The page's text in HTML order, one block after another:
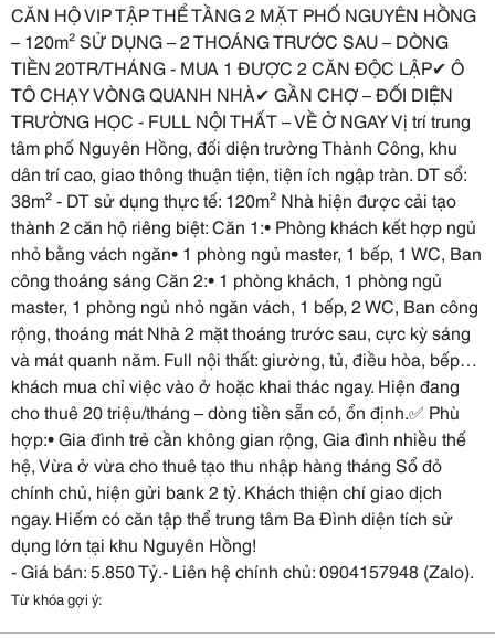
CĂN HỘ VIP TẬP THỂ TẦNG 2 MẶT PHỐ NGUYÊN HỒNG
– 120m² SỬ DỤNG – 2 THOÁNG TRƯỚC SAU – DÒNG
TIỀN 20TR/THÁNG - MUA 1 ĐƯỢC 2 CĂN ĐỘC LẬP✔ Ô
TÔ CHẠY VÒNG QUANH NHÀ✔ GẦN CHỢ – ĐỐI DIỆN
TRƯỜNG HỌC - FULL NỘI THẤT – VỀ Ở NGAY Vị trí trung
tâm phố Nguyên Hồng, đối diện trường Thành Công, khu
dân trí cao, giao thông thuận tiện, tiện ích ngập tràn. DT sổ:
38m² - DT sử dụng thực tế: 120m² Nhà hiện được cải tạo
thành 2 căn hộ riêng biệt: Căn 1:• Phòng khách kết hợp ngủ
nhỏ bằng vách ngăn• 1 phòng ngủ master, 1 bếp, 1 WC, Ban
công thoáng sáng Căn 2:• 1 phòng khách, 1 phòng ngủ
master, 1 phòng ngủ nhỏ ngăn vách, 1 bếp, 2 WC, Ban công
rộng, thoáng mát Nhà 2 mặt thoáng trước sau, cực kỳ sáng
và mát quanh năm. Full nội thất: giường, tủ, điều hòa, bếp…
khách mua chỉ việc vào ở hoặc khai thác ngay. Hiện đang
cho thuê 20 triệu/tháng – dòng tiền sẵn có, ổn định.✅ Phù
hợp:• Gia đình trẻ cần không gian rộng, Gia đình nhiều thế
hệ, Vừa ở vừa cho thuê tạo thu nhập hàng tháng Sổ đỏ
chính chủ, hiện gửi bank 2 tỷ. Khách thiện chí giao dịch
ngay. Hiếm có căn tập thể trung tâm Ba Đình diện tích sử
dụng lớn tại khu Nguyên Hồng!
- Giá bán: 5.850 Tỷ.- Liên hệ chính chủ: 0904157948 (Zalo).
Từ khóa gợi ý: